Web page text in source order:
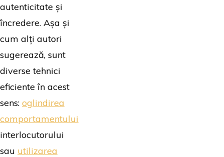
autenticitate și
încredere. Așa și
cum alți autori
sugerează, sunt
diverse tehnici
eficiente în acest
sens: oglindirea
comportamentului
interlocutorului
sau utilizarea